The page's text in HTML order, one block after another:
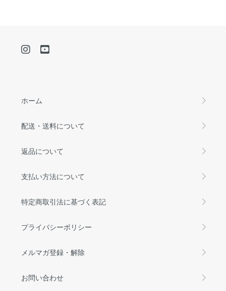
ホーム
配送・送料について
返品について
支払い方法について
特定商取引法に基づく表記
プライバシーポリシー
メルマガ登録・解除
お問い合わせ